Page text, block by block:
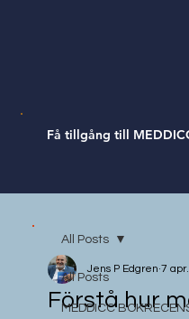
Få tillgång till
All Posts
MEDDICC
All Posts
Förstå hur
Jens P Edgren 7 apr.